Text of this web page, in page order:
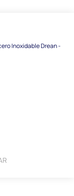
Inoxidable Drean -